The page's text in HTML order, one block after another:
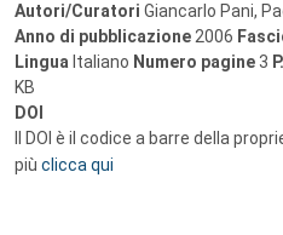
Autori/Curatori Giancarlo Pani,
Anno di pubblicazione 2006
Lingua Italiano Numero pagine 3 P.
KB
DOI
Il DOI è il codice a barre della
più clicca qui